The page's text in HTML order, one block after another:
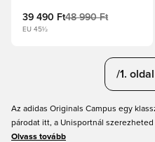
39 490 Ft48 990 Ft
EU 45½
/1. oldal
Az adidas Originals Campus egy
párodat itt, a Unisportnál
kapható – garantáltan megtalálod a
Olvass tovább